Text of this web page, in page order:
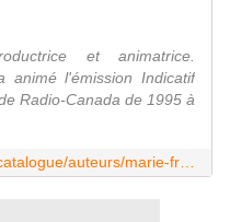
et animatrice.
animé l'émission Indicatif
Radio-Canada de 1995 à